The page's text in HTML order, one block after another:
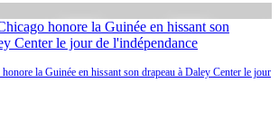
la Guinée en hissant son drapeau à Daley Center le jour